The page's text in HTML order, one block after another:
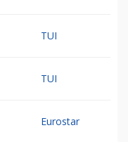
TUI
TUI
Eurostar